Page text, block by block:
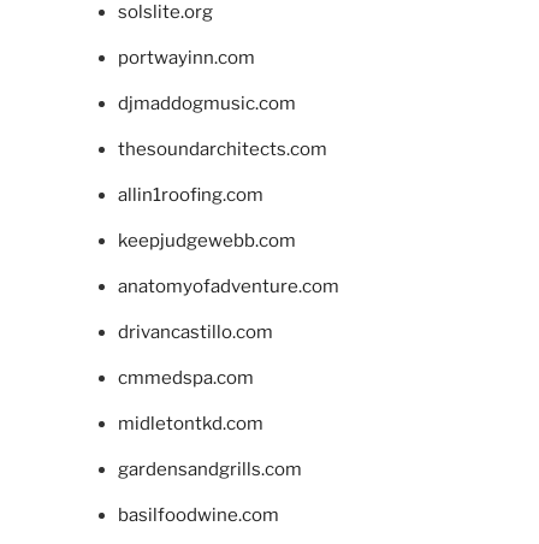
solslite.org
portwayinn.com
djmaddogmusic.com
thesoundarchitects.com
allin1roofing.com
keepjudgewebb.com
anatomyofadventure.com
drivancastillo.com
cmmedspa.com
midletontkd.com
gardensandgrills.com
basilfoodwine.com